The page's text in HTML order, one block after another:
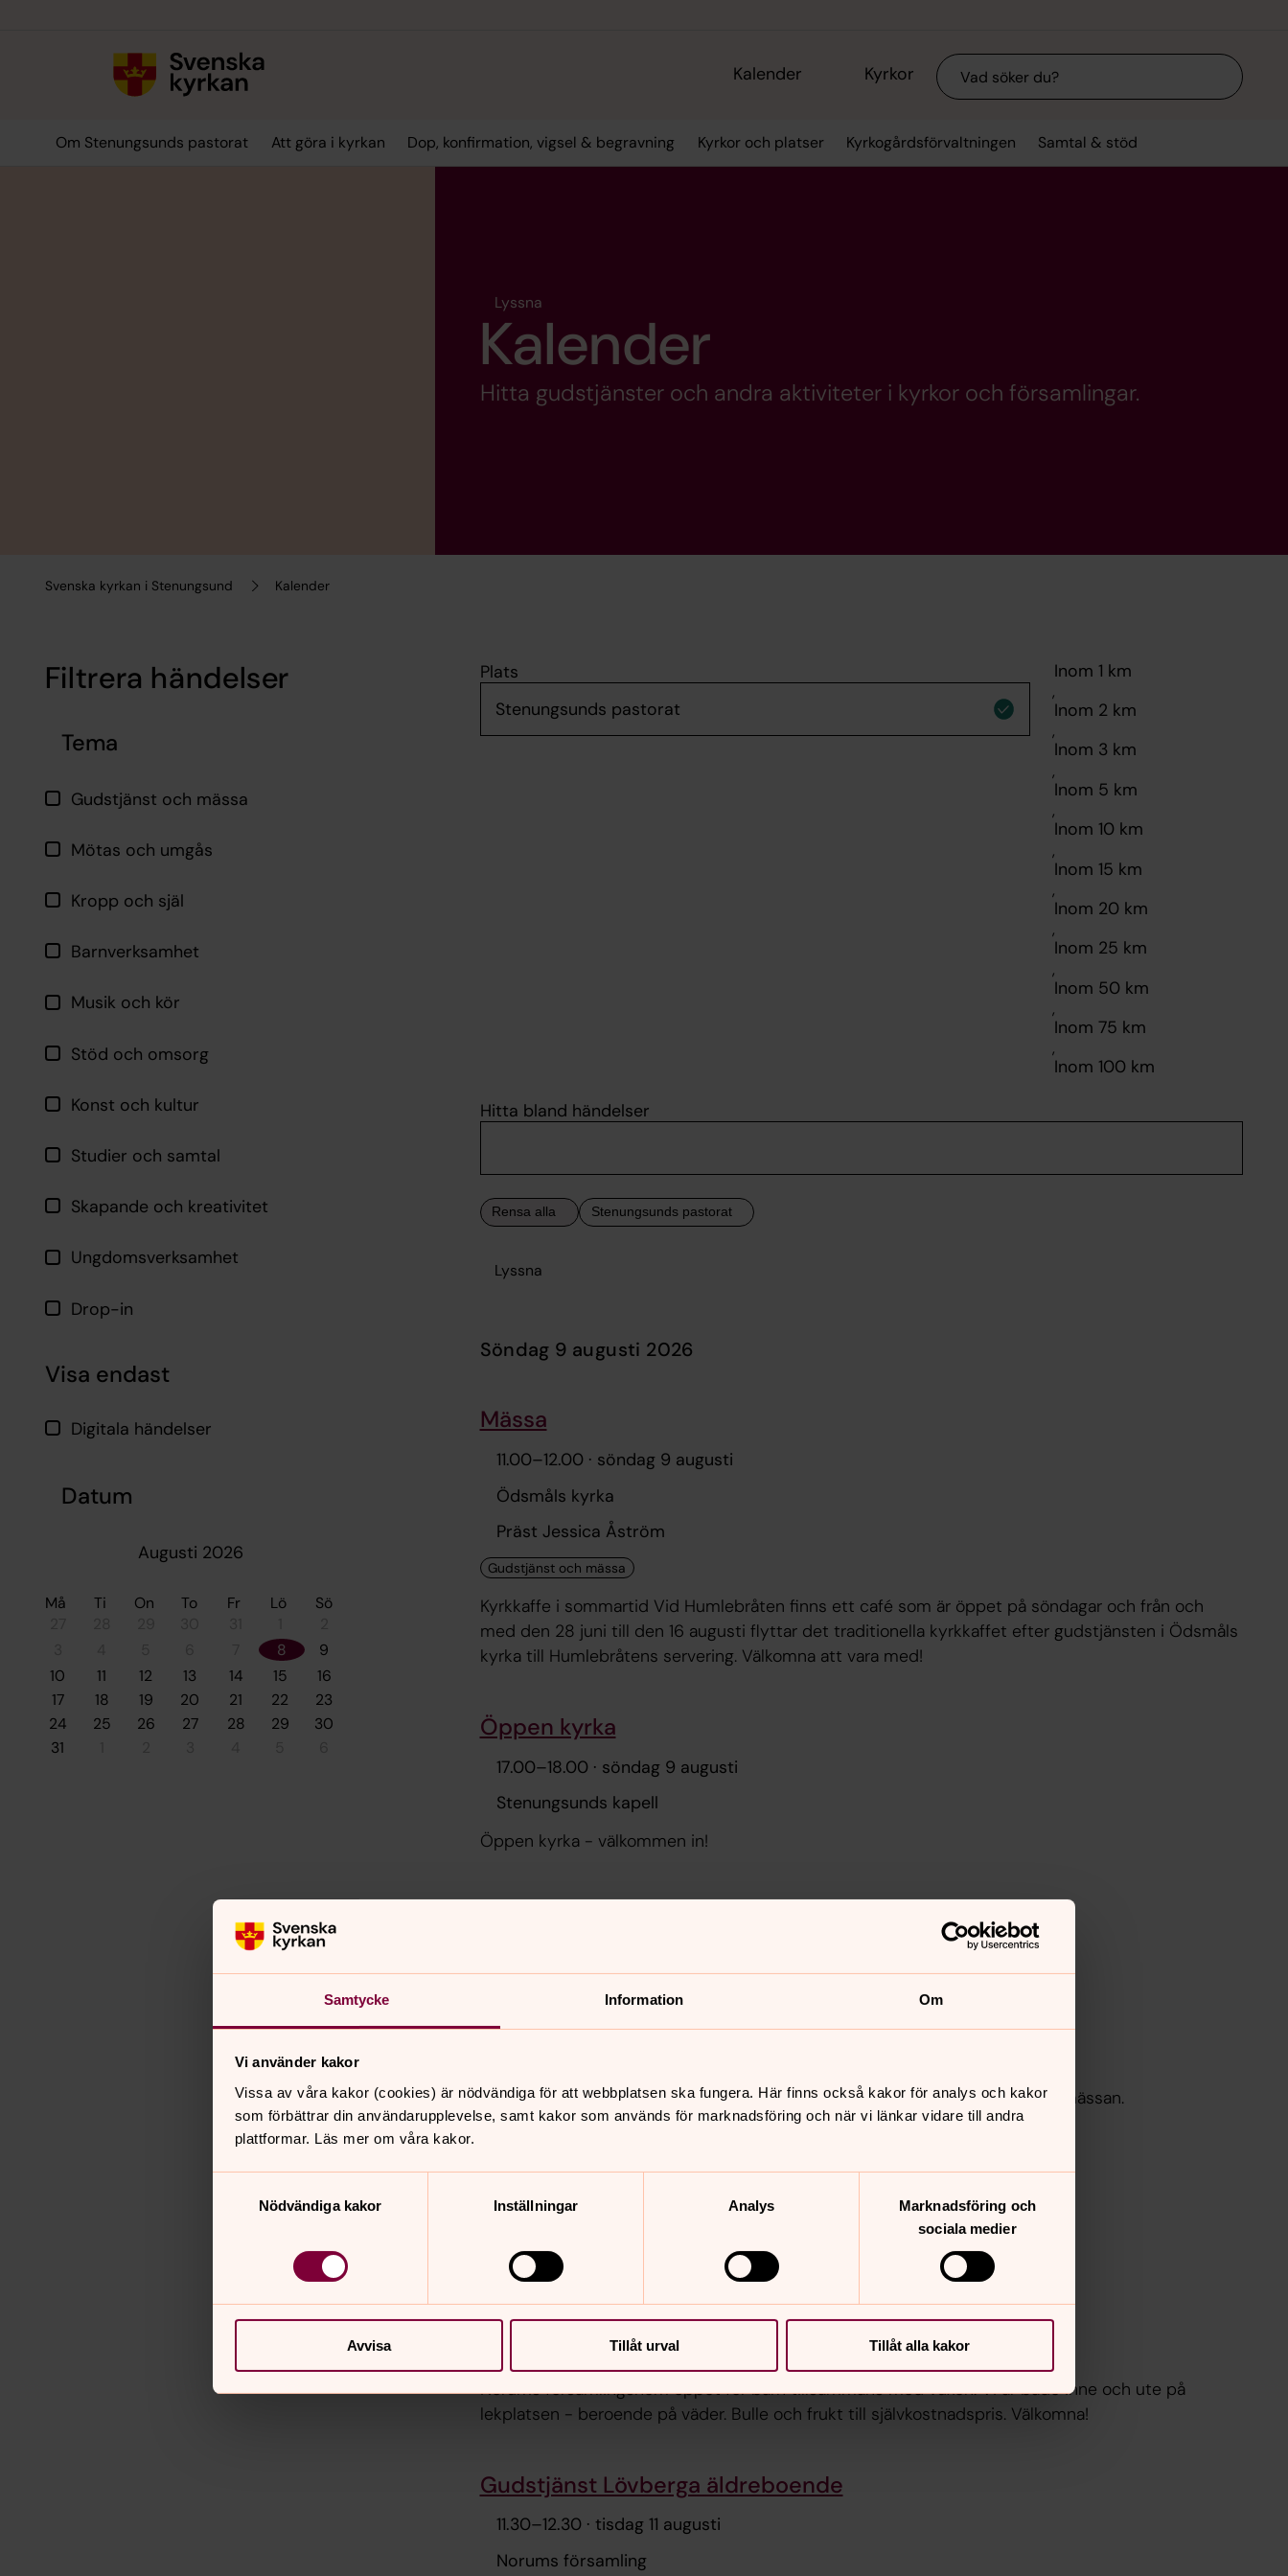
Samtycke Information Om
Vi använder kakor
Vissa av våra kakor (cookies) är nödvändiga för att webbplatsen ska fungera. Här finns också kakor för analys och kakor
som förbättrar din användarupplevelse, samt kakor som används för marknadsföring och när vi länkar vidare till andra
plattformar. Läs mer om våra kakor.
Nödvändiga kakor
Inställningar Analys
Marknadsföring och
sociala medier
Avvisa Tillåt urval Tillåt alla kakor
Kalender Kyrkor Sök
Om Stenungsunds pastorat Att göra i kyrkan Dop, konfirmation, vigsel & begravning Kyrkor och platser Kyrkogårdsförvaltningen Samtal & stöd
Svenska kyrkan i Stenungsund Kalender
Lyssna
Kalender
Hitta gudstjänster och andra aktiviteter i kyrkor och församlingar.
Filtrera händelser
Tema
Gudstjänst och mässa
Mötas och umgås
Kropp och själ
Barnverksamhet
Musik och kör
Stöd och omsorg
Konst och kultur
Studier och samtal
Skapande och kreativitet
Ungdomsverksamhet
Drop-in
Visa endast
Digitala händelser
Datum
Augusti 2026
Må Ti On To Fr Lö
Sö
8
9
10
11 12 13 14 15
16
17
18 19 20 21 22
23
24
25 26 27 28 29
30
31
Plats
,
,
,
,
,
,
,
,
,
,
Hitta bland händelser
Lyssna
söndag 9 augusti 2026
Mässa
11.00–12.00 · söndag 9 augusti
Ödsmåls kyrka
Präst Jessica Åström
Kyrkkaffe i sommartid Vid Humlebråten finns ett café som är öppet på söndagar och från och
med den 28 juni till den 16 augusti flyttar det traditionella kyrkkaffet efter gudstjänsten i Ödsmåls
kyrka till Humlebråtens servering. Välkomna att vara med!
Öppen kyrka
17.00–18.00 · söndag 9 augusti
Stenungsunds kapell
Öppen kyrka - välkommen in!
Präst Jessica Åström
Kapellet är öppet från kl.17.00, välkommen in på en Glassbåt/kyrkkaffe inför mässan.
tisdag 11 augusti 2026
10.00–12.00
· tisdag 11 augusti
Stenungsunds pastorat
Norums församlingshem öppet för barn tillsammans med vuxen. Vi är både inne och ute på
lekplatsen - beroende på väder. Bulle och frukt till självkostnadspris. Välkomna!
Gudstjänst Lövberga äldreboende
11.30–12.30 · tisdag 11 augusti
Norums församling